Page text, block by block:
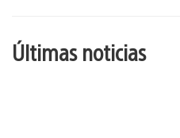
Últimas noticias